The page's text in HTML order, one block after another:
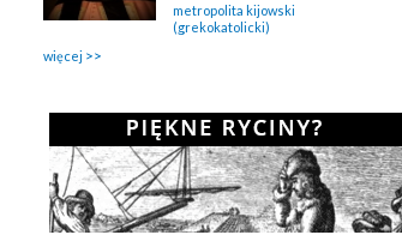
metropolita kijowski
(grekokatolicki)
więcej